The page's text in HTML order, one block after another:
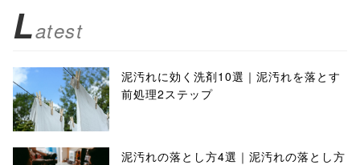
Latest
泥汚れに効く洗剤10選｜泥汚れを落とす
前処理2ステップ
泥汚れの落とし方4選｜泥汚れの落とし方